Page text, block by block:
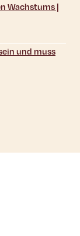
Wachstums |
und muss